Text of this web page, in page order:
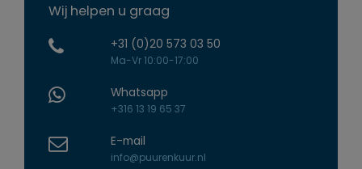
Wij helpen u graag
+31 (0)20 573 03 50
Ma-Vr 10:00-17:00
Whatsapp
+316 13 19 65 37
E-mail
info@puurenkuur.nl